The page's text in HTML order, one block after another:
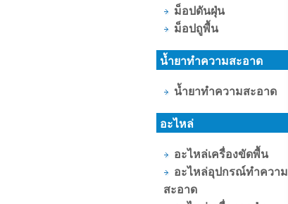
ม็อปดันฝุ่น
ม็อปถูพื้น
น้ำยาทำความสะอาด
น้ำยาทำความสะอาด
อะไหล่
อะไหล่เครื่องขัดพื้น
อะไหล่อุปกรณ์ทำความ
สะอาด